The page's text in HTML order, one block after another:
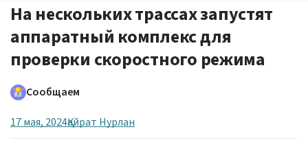
На нескольких трассах запустят
аппаратный комплекс для
проверки скоростного режима
Сообщаем
17 мая, 2024Қайрат Нурлан